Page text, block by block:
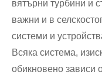
вятърни турбини и
важни и в
системи и
Всяка система,
обикновено зависи